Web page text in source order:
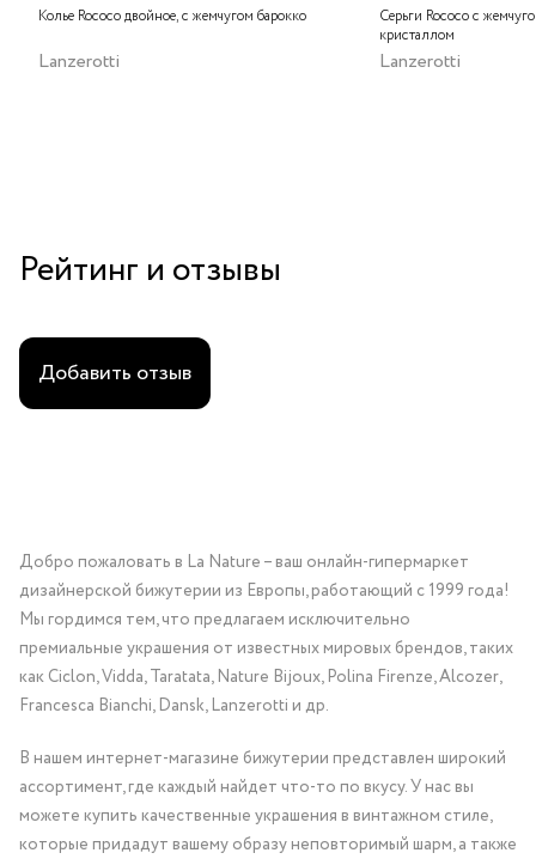
Колье Rococo двойное, с жемчугом барокко
Lanzerotti
Серьги Rococo с
кристаллом
Lanzerotti
Рейтинг и отзывы
Добавить отзыв
Добро пожаловать в La Nature – ваш онлайн-гипермаркет
дизайнерской бижутерии из Европы, работающий с 1999 года!
Мы гордимся тем, что предлагаем исключительно
премиальные украшения от известных мировых брендов, таких
как Ciclon, Vidda, Taratata, Nature Bijoux, Polina Firenze, Alcozer,
Francesca Bianchi, Dansk, Lanzerotti и др.
В нашем интернет-магазине бижутерии представлен широкий
ассортимент, где каждый найдет что-то по вкусу. У нас вы
можете купить качественные украшения в винтажном стиле,
которые придадут вашему образу неповторимый шарм, а также